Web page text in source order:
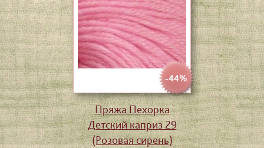
-44%
Пряжа Пехорка
Детский каприз 29
(Розовая сирень)